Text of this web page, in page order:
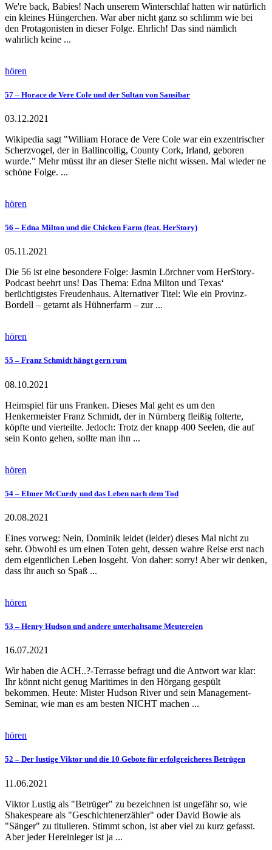
We're back, Babies! Nach unserem Winterschlaf hatten wir natürlich
ein kleines Hüngerchen. War aber nicht ganz so schlimm wie bei
den Protagonisten in dieser Folge. Ehrlich! Das sind nämlich
wahrlich keine ...
hören
57 – Horace de Vere Cole und der Sultan von Sansibar
03.12.2021
Wikipedia sagt "William Horace de Vere Cole war ein exzentrischer
Scherzvogel, der in Ballincollig, County Cork, Irland, geboren
wurde." Mehr müsst ihr an dieser Stelle nicht wissen. Mal wieder ne
schöne Folge. ...
hören
56 – Edna Milton und die Chicken Farm (feat. HerStory)
05.11.2021
Die 56 ist eine besondere Folge: Jasmin Lörchner vom HerStory-
Podcast beehrt uns! Das Thema: Edna Milton und Texas‘
berüchtigtstes Freudenhaus. Alternativer Titel: Wie ein Provinz-
Bordell – getarnt als Hühnerfarm – zur ...
hören
55 – Franz Schmidt hängt gern rum
08.10.2021
Heimspiel für uns Franken. Dieses Mal geht es um den
Henkermeister Franz Schmidt, der in Nürnberg fleißig folterte,
köpfte und vierteilte. Jedoch: Trotz der knapp 400 Seelen, die auf
sein Konto gehen, sollte man ihn ...
hören
54 – Elmer McCurdy und das Leben nach dem Tod
20.08.2021
Eines vorweg: Nein, Dominik leidet (leider) dieses Mal nicht zu
sehr. Obwohl es um einen Toten geht, dessen wahre Reise erst nach
dem eigentlichen Leben losgeht. Von daher: sorry! Aber wir denken,
dass ihr auch so Spaß ...
hören
53 – Henry Hudson und andere unterhaltsame Meutereien
16.07.2021
Wir haben die ACH..?-Terrasse befragt und die Antwort war klar:
Ihr könnt nicht genug Maritimes in den Hörgang gespült
bekommen. Heute: Mister Hudson River und sein Management-
Seminar, wie man es am besten NICHT machen ...
hören
52 – Der lustige Viktor und die 10 Gebote für erfolgreicheres Betrügen
11.06.2021
Viktor Lustig als "Betrüger" zu bezeichnen ist ungefähr so, wie
Shakespeare als "Geschichtenerzähler" oder David Bowie als
"Sänger" zu titulieren. Stimmt schon, ist aber viel zu kurz gefasst.
Aber jeder Hereinleger ist ja ...